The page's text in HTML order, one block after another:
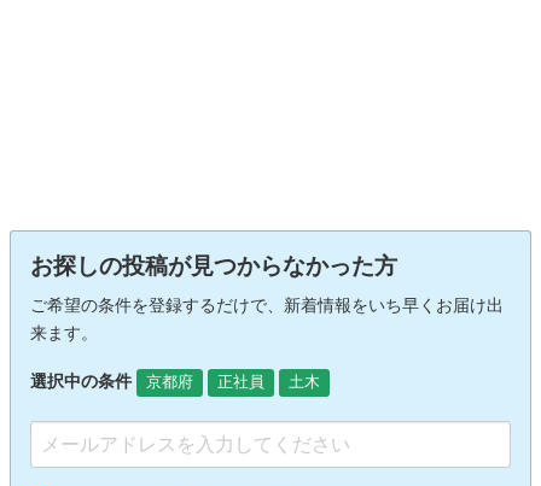
お探しの投稿が見つからなかった方
ご希望の条件を登録するだけで、新着情報をいち早くお届け出
来ます。
選択中の条件 京都府 正社員 土木